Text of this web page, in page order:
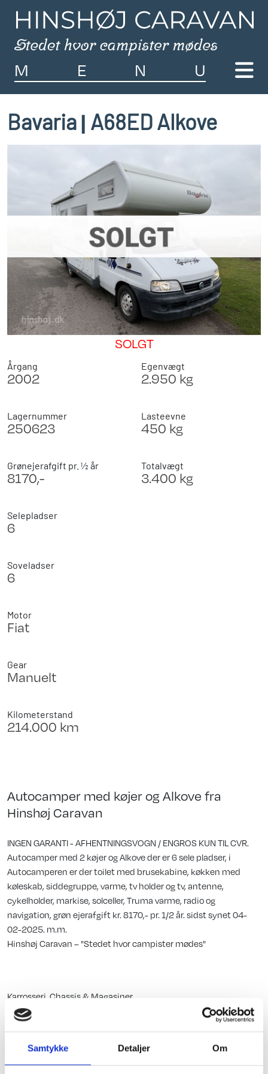
Samtykke Detaljer Om
M E N U
Bavaria| A68ED Alkove
SOLGT
Årgang
2002
Lagernummer
250623
Grønejerafgift pr. ½ år
8170,-
Selepladser
6
Soveladser
6
Egenvægt
2.950 kg
Lasteevne
450 kg
Totalvægt
3.400 kg
Motor
Fiat
Gear
Manuelt
Kilometerstand
214.000 km
Autocamper med køjer og Alkove fra
Hinshøj Caravan
INGEN GARANTI - AFHENTNINGSVOGN / ENGROS KUN TIL CVR.
Autocamper med 2 køjer og Alkove der er 6 sele pladser, i
Autocamperen er der toilet med brusekabine, køkken med
køleskab, siddegruppe, varme, tv holder og tv, antenne,
cykelholder, markise, solceller, Truma varme, radio og
navigation, grøn ejerafgift kr. 8170,- pr. 1/2 år. sidst synet 04-
02-2025. m.m.
Hinshøj Caravan – "Stedet hvor campister mødes"
Karrosseri, Chassis & Magasiner
Cykelstativ
Alm. tagluge